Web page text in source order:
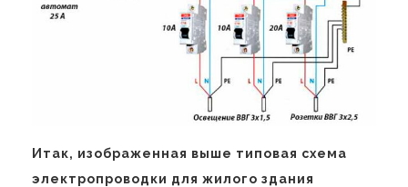
Итак, изображенная выше типовая схема
электропроводки для жилого здания